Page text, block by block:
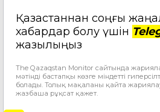
Қазақстаннан соңғы
хабардар болу үшін
жазылыңыз
The Qazaqstan Monitor сайтында
мәтінді бастапқы көзге міндетті
болады. Толық мақаланы қайта
жазбаша рұқсат қажет.